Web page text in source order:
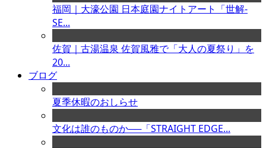
福岡｜大濠公園 日本庭園ナイトアート「世解-
SE...
佐賀｜古湯温泉 佐賀風雅で「大人の夏祭り」を
20...
ブログ
夏季休暇のおしらせ
文化は誰のものか──「STRAIGHT EDGE...